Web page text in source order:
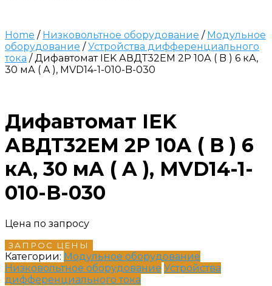
Home / Низковольтное оборудование / Модульное
оборудование /Устройства дифференциального
тока / Дифавтомат IEK АВДТ32EM 2P 10А ( B ) 6 кА,
30 мА ( A ), MVD14-1-010-B-030
Дифавтомат IEK
АВДТ32EM 2P 10А ( B ) 6
кА, 30 мА ( A ), MVD14-1-
010-B-030
Цена по запросу
ЗАПРОС ЦЕНЫ
Категории: Модульное оборудование
Низковольтное оборудование Устройства
дифференциального тока